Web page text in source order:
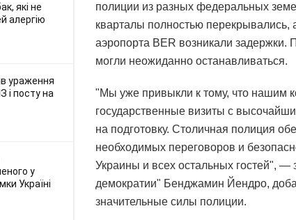
які не
алергію
ураження
і посту на
у
Україні
полиции из разных федеральных
кварталы полностью перекрывались,
аэропорта BER возникали задержки.
могли неожиданно останавливаться.
"Мы уже привыкли к тому, что нашим
государственные визиты с
на подготовку. Столичная полиция
необходимых переговоров и
Украины и всех остальных гостей", —
демократии" Бенджамин Йендро,
значительные силы полиции.